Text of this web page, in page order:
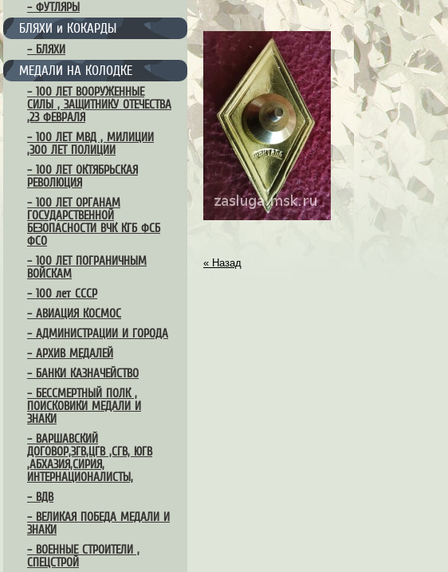
– ФУТЛЯРЫ
БЛЯХИ и КОКАРДЫ
– БЛЯХИ
МЕДАЛИ НА КОЛОДКЕ
– 100 ЛЕТ ВООРУЖЕННЫЕ
СИЛЫ , ЗАЩИТНИКУ ОТЕЧЕСТВА
,23 ФЕВРАЛЯ
– 100 ЛЕТ МВД , МИЛИЦИИ
,300 ЛЕТ ПОЛИЦИИ
– 100 ЛЕТ ОКТЯБРЬСКАЯ
РЕВОЛЮЦИЯ
– 100 ЛЕТ ОРГАНАМ
ГОСУДАРСТВЕННОЙ
БЕЗОПАСНОСТИ ВЧК КГБ ФСБ
ФСО
– 100 ЛЕТ ПОГРАНИЧНЫМ
ВОЙСКАМ
– 100 лет СССР
– АВИАЦИЯ КОСМОС
– АДМИНИСТРАЦИИ И ГОРОДА
– АРХИВ МЕДАЛЕЙ
– БАНКИ КАЗНАЧЕЙСТВО
– БЕССМЕРТНЫЙ ПОЛК ,
ПОИСКОВИКИ МЕДАЛИ И
ЗНАКИ
– ВАРШАВСКИЙ
ДОГОВОР,ЗГВ,ЦГВ ,СГВ, ЮГВ
,АБХАЗИЯ,СИРИЯ,
ИНТЕРНАЦИОНАЛИСТЫ,
– ВДВ
– ВЕЛИКАЯ ПОБЕДА МЕДАЛИ И
ЗНАКИ
– ВОЕННЫЕ СТРОИТЕЛИ ,
СПЕЦСТРОЙ
« Назад